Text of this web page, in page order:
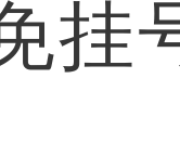
挂